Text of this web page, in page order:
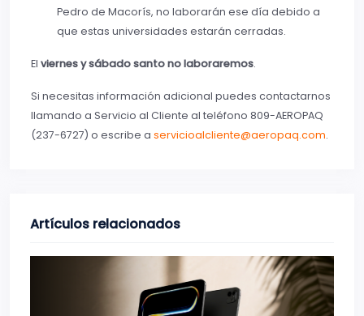
Pedro de Macorís, no laborarán ese día debido a
que estas universidades estarán cerradas.
El viernes y sábado santo no laboraremos.
Si necesitas información adicional puedes contactarnos
llamando a Servicio al Cliente al teléfono 809-AEROPAQ
(237-6727) o escribe a servicioalcliente@aeropaq.com.
Artículos relacionados